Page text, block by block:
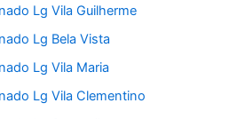
Lg Vila Guilherme
Lg Bela Vista
Lg Vila Maria
Lg Vila Clementino